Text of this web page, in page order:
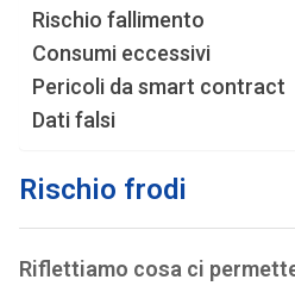
Rischio fallimento
Consumi eccessivi
Pericoli da smart contract
Dati falsi
Rischio frodi
Riflettiamo cosa ci